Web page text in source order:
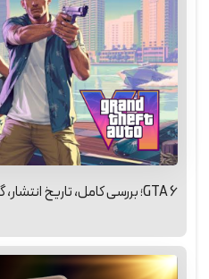
GTA 6؛ بررسی کامل، تاریخ انتشار، گیم‌پلی و جدیدترین اخبار